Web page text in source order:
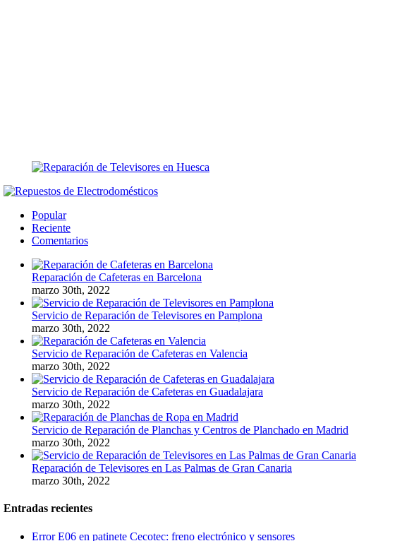
Popular
Reciente
Comentarios
Reparación de Cafeteras en Barcelona
marzo 30th, 2022
Servicio de Reparación de Televisores en Pamplona
marzo 30th, 2022
Servicio de Reparación de Cafeteras en Valencia
marzo 30th, 2022
Servicio de Reparación de Cafeteras en Guadalajara
marzo 30th, 2022
Servicio de Reparación de Planchas y Centros de Planchado en Madrid
marzo 30th, 2022
Reparación de Televisores en Las Palmas de Gran Canaria
marzo 30th, 2022
Entradas recientes
Error E06 en patinete Cecotec: freno electrónico y sensores